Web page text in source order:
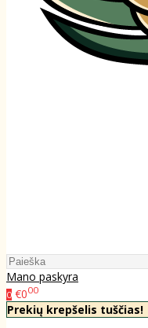
Mano paskyra
0 €000
Prekių krepšelis tuščias!